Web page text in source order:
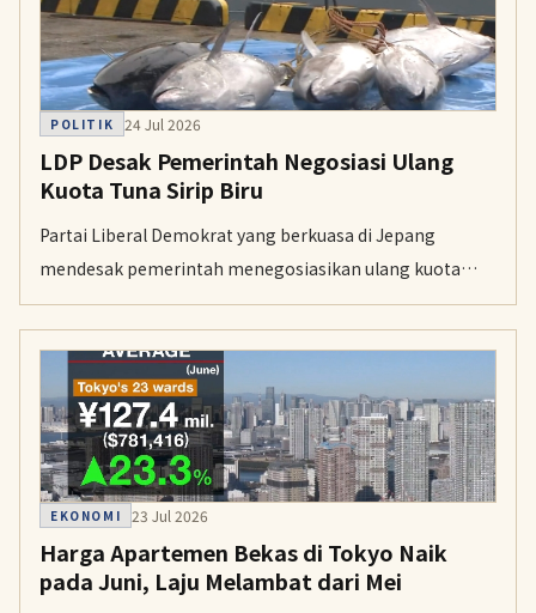
POLITIK 24 Jul 2026
LDP Desak Pemerintah Negosiasi Ulang
Kuota Tuna Sirip Biru
Partai Liberal Demokrat yang berkuasa di Jepang
mendesak pemerintah menegosiasikan ulang kuota
penangkapan tuna sirip biru Pasifik setelah Jepang
gagal menaikkan batas tangkapan di konferensi
internasional.
EKONOMI 23 Jul 2026
Harga Apartemen Bekas di Tokyo Naik
pada Juni, Laju Melambat dari Mei